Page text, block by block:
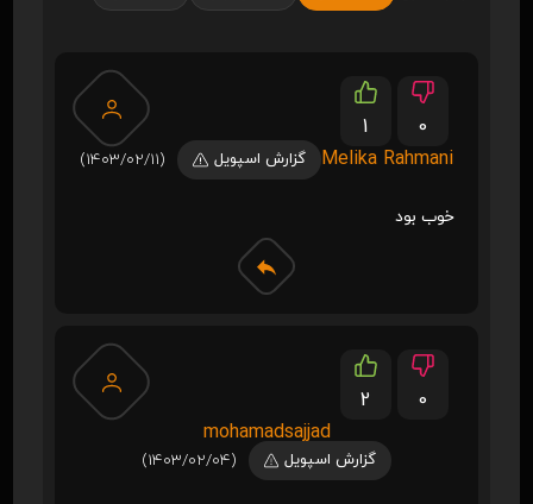
1
0
Melika Rahmani
گزارش اسپویل (1403/02/11)
خوب بود
2
0
mohamadsajjad
گزارش اسپویل (1403/02/04)